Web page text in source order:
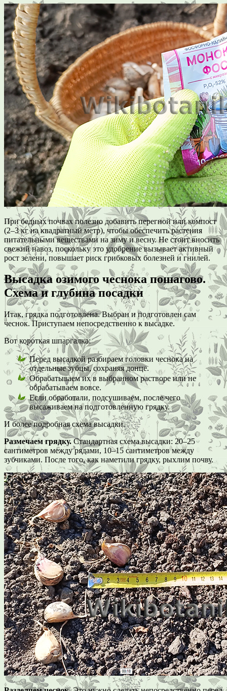
При бедных почвах полезно добавить перегной или компост
(2–3 кг на квадратный метр), чтобы обеспечить растения
питательными веществами на зиму и весну. Не стоит вносить
свежий навоз, поскольку это удобрение вызывает активный
рост зелени, повышает риск грибковых болезней и гнилей.
Высадка озимого чеснока пошагово.
Схема и глубина посадки
Итак, грядка подготовлена. Выбран и подготовлен сам
чеснок. Приступаем непосредственно к высадке.
Вот короткая шпаргалка:
Перед высадкой разбираем головки чеснока на
отдельные зубцы, сохраняя донце.
Обрабатываем их в выбранном растворе или не
обрабатываем вовсе.
Если обработали, подсушиваем, после чего
высаживаем на подготовленную грядку.
И более подробная схема высадки.
Размечаем грядку.Стандартная схема высадки: 20–25
сантиметров между рядами, 10–15 сантиметров между
зубчиками. После того, как наметили грядку, рыхлим почву.